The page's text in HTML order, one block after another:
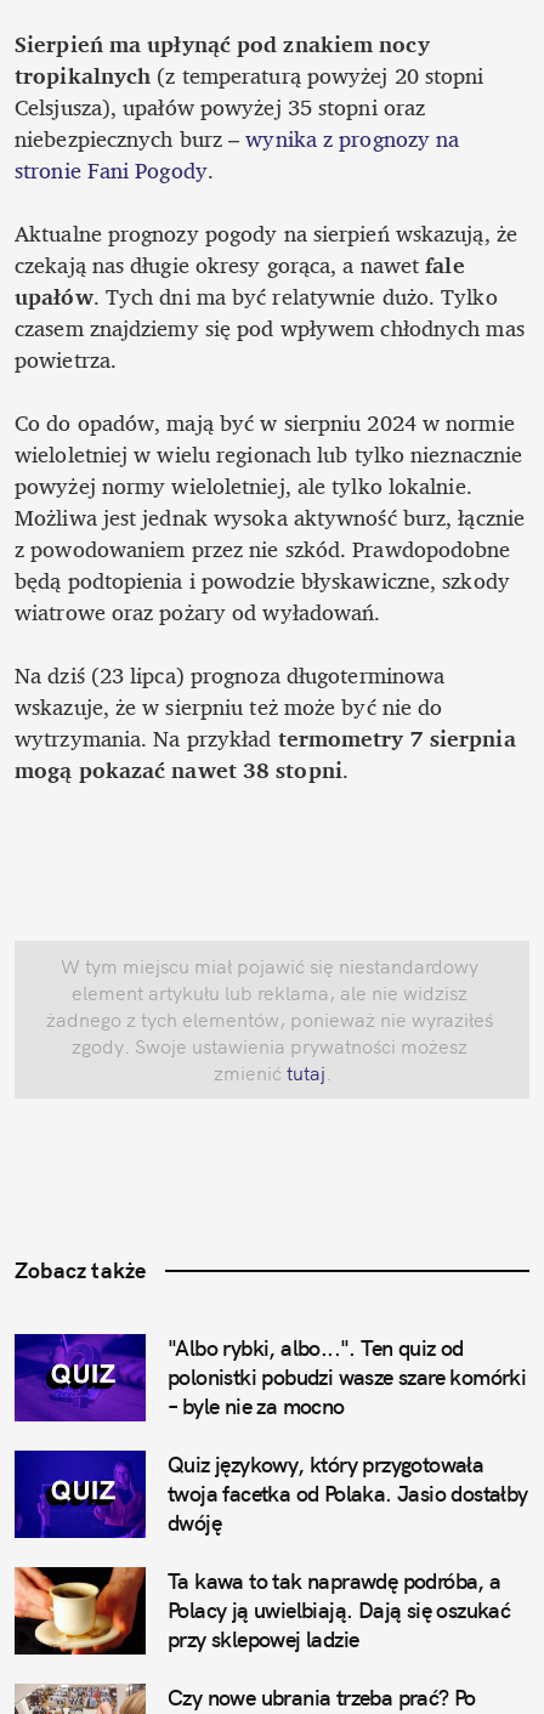
Sierpień ma upłynąć pod znakiem nocy
tropikalnych (z temperaturą powyżej 20 stopni
Celsjusza), upałów powyżej 35 stopni oraz
niebezpiecznych burz – wynika z prognozy na
stronie Fani Pogody.
Aktualne prognozy pogody na sierpień wskazują, że
czekają nas długie okresy gorąca, a nawet fale
upałów. Tych dni ma być relatywnie dużo. Tylko
czasem znajdziemy się pod wpływem chłodnych mas
powietrza.
Co do opadów, mają być w sierpniu 2024 w normie
wieloletniej w wielu regionach lub tylko nieznacznie
powyżej normy wieloletniej, ale tylko lokalnie.
Możliwa jest jednak wysoka aktywność burz, łącznie
z powodowaniem przez nie szkód. Prawdopodobne
będą podtopienia i powodzie błyskawiczne, szkody
wiatrowe oraz pożary od wyładowań.
Na dziś (23 lipca) prognoza długoterminowa
wskazuje, że w sierpniu też może być nie do
wytrzymania. Na przykład termometry 7 sierpnia
mogą pokazać nawet 38 stopni.
W tym miejscu miał pojawić się niestandardowy
element artykułu lub reklama, ale nie widzisz
żadnego z tych elementów, ponieważ nie wyraziłeś
zgody. Swoje ustawienia prywatności możesz
zmienić tutaj
Zobacz także
"Albo rybki, albo...". Ten quiz od
polonistki pobudzi wasze szare komórki
– byle nie za mocno
Quiz językowy, który przygotowała
twoja facetka od Polaka. Jasio dostałby
dwóję
Ta kawa to tak naprawdę podróba, a
Polacy ją uwielbiają. Dają się oszukać
przy sklepowej ladzie
Czy nowe ubrania trzeba prać? Po